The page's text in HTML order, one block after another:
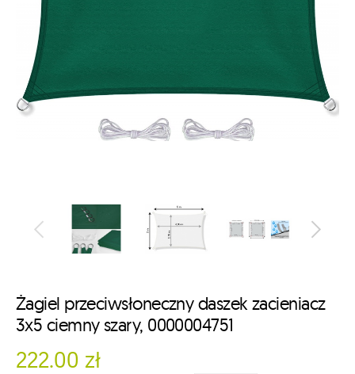
Żagiel przeciwsłoneczny daszek zacieniacz
3x5 ciemny szary, 0000004751
222.00 zł